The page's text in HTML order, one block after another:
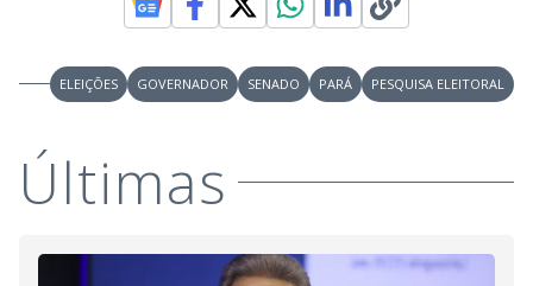
ELEIÇÕES GOVERNADOR SENADO PARÁ PESQUISA ELEITORAL
Últimas